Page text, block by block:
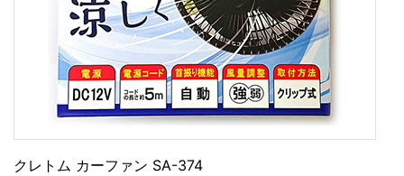
クレトム カーファン SA-374